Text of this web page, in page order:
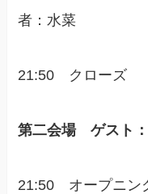
者：水菜
21:50 クローズ
第二会場 ゲスト
21:50 オープニン